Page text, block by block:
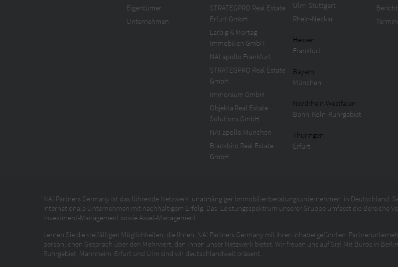
Eigentümer
Unternehmen
STRATEGPRO Real Estate
Erfurt GmbH
Larbig & Mortag
Immobilien GmbH
NAI apollo Frankfurt
STRATEGPRO Real Estate
GmbH
Immoraum GmbH
Objekta Real Estate
Solutions GmbH
NAI apollo München
Blackbird Real Estate
GmbH
Ulm Stuttgart
Rhein-Neckar
Hessen
Frankfurt
Bayern
München
Nordrhein-Westfalen
Bonn Köln Ruhrgebiet
Thüringen
Erfurt
NAI Partners Germany ist das führende Netzwerk unabhängiger Immobilienberatungsunternehmen in Deutschland.
internationale Unternehmen mit nachhaltigem Erfolg. Das Leistungsspektrum unserer Gruppe umfasst die Bereiche
Investment-Management sowie Asset-Management.
Lernen Sie die vielfältigen Möglichkeiten, die Ihnen NAI Partners Germany mit ihren inhabergeführten
persönlichen Gespräch über den Mehrwert, den Ihnen unser Netzwerk bietet. Wir freuen uns auf Sie! Mit Büros in
Ruhrgebiet, Mannheim, Erfurt und Ulm sind wir deutschlandweit präsent.